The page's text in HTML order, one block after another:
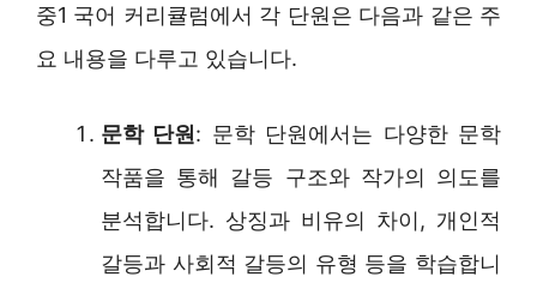
중1 국어 커리큘럼에서 각 단원은 다음과 같은 주
요 내용을 다루고 있습니다.
문학 단원: 문학 단원에서는 다양한 문학
작품을 통해 갈등 구조와 작가의 의도를
분석합니다. 상징과 비유의 차이, 개인적
갈등과 사회적 갈등의 유형 등을 학습합니